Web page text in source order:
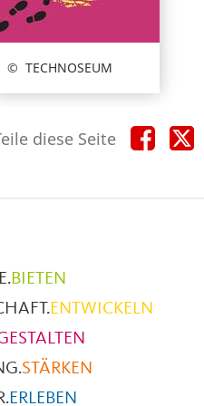
TECHNOSEUM
diese Seite Teile
diese
BIETEN
ENTWICKELN
STÄRKEN
ERLEBEN